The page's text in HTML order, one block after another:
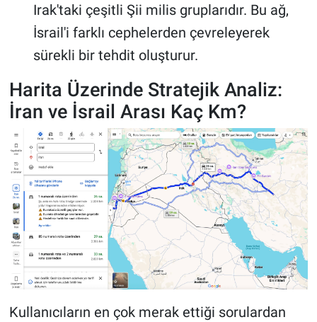
Irak'taki çeşitli Şii milis gruplarıdır. Bu ağ,
İsrail'i farklı cephelerden çevreleyerek
sürekli bir tehdit oluşturur.
Harita Üzerinde Stratejik Analiz:
İran ve İsrail Arası Kaç Km?
Kullanıcıların en çok merak ettiği sorulardan